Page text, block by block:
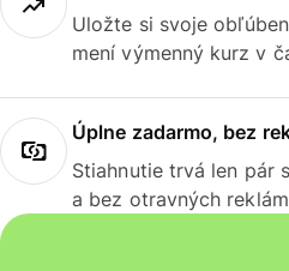
Uložte si svoje
mení výmenný kurz v
Úplne zadarmo, bez
Stiahnutie trvá len pár
a bez otravných